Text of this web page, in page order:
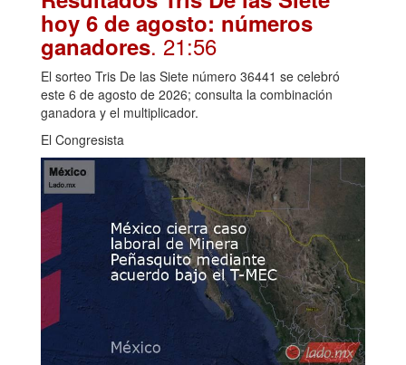
hoy 6 de agosto: números
ganadores. 21:56
El sorteo Tris De las Siete número 36441 se celebró
este 6 de agosto de 2026; consulta la combinación
ganadora y el multiplicador.
El Congresista